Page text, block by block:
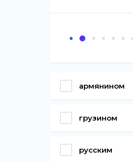
армянином
грузином
русским